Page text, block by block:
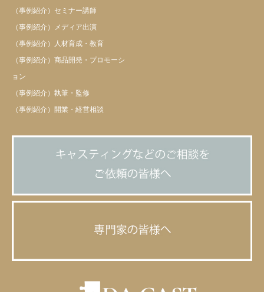
（事例紹介）セミナー講師
（事例紹介）メディア出演
（事例紹介）人材育成・教育
（事例紹介）商品開発・プロモーシ
ョン
（事例紹介）執筆・監修
（事例紹介）開業・経営相談